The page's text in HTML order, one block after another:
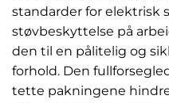
standarder for elektrisk
støvbeskyttelse på
den til en pålitelig og
forhold. Den
tette pakningene